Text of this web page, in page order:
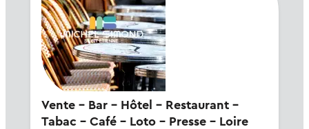
Vente - Bar - Hôtel - Restaurant -
Tabac - Café - Loto - Presse - Loire